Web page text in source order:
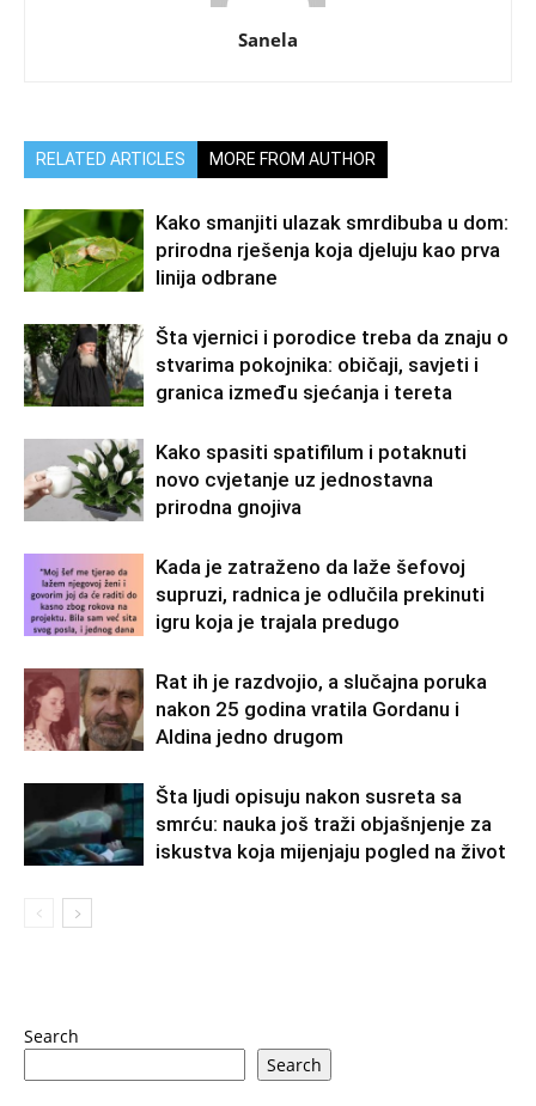
Sanela
RELATED ARTICLES MORE FROM AUTHOR
Kako smanjiti ulazak smrdibuba u dom:
prirodna rješenja koja djeluju kao prva
linija odbrane
Šta vjernici i porodice treba da znaju o
stvarima pokojnika: običaji, savjeti i
granica između sjećanja i tereta
Kako spasiti spatifilum i potaknuti
novo cvjetanje uz jednostavna
prirodna gnojiva
Kada je zatraženo da laže šefovoj
supruzi, radnica je odlučila prekinuti
igru koja je trajala predugo
Rat ih je razdvojio, a slučajna poruka
nakon 25 godina vratila Gordanu i
Aldina jedno drugom
Šta ljudi opisuju nakon susreta sa
smrću: nauka još traži objašnjenje za
iskustva koja mijenjaju pogled na život
Search
Search